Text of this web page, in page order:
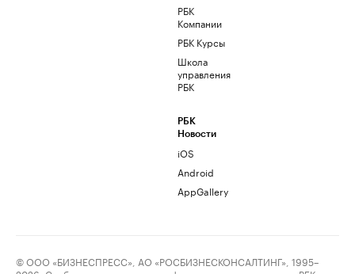
РБК
Компании
РБК Курсы
Школа
управления
РБК
РБК
Новости
iOS
Android
AppGallery
© ООО «БИЗНЕСПРЕСС», АО «РОСБИЗНЕСКОНСАЛТИНГ», 1995–